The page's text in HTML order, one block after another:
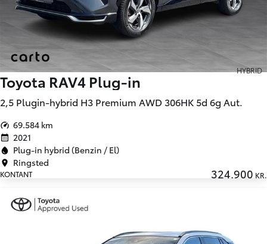
HYBRID
Toyota RAV4 Plug-in
2,5 Plugin-hybrid H3 Premium AWD 306HK 5d 6g Aut.
69.584 km
2021
Plug-in hybrid (Benzin / El)
Ringsted
KONTANT 324.900 KR.